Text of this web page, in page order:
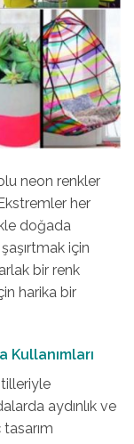
neon renkler
her
doğada
için
bir renk
harika bir
Kullanımları
aydınlık ve